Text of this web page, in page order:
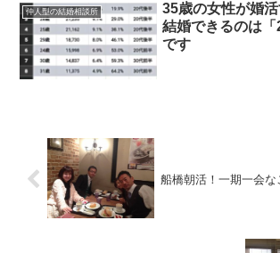
仲人型の結婚相談所
35歳の女性が婚活
結婚できるのは「
です
船橋朝活！一期一会な